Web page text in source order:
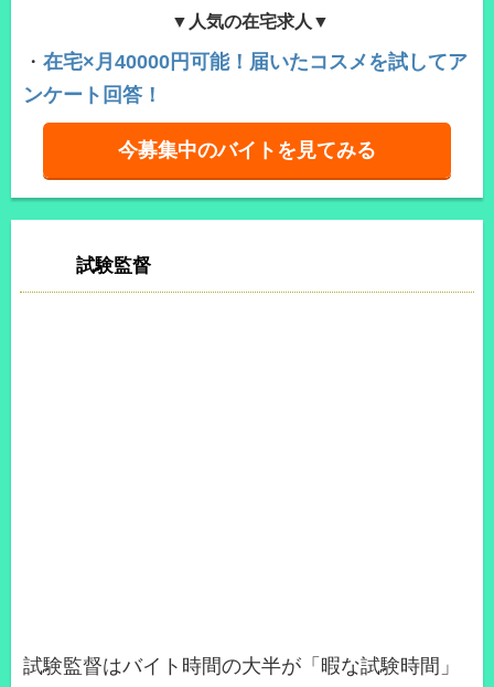
▼人気の在宅求人▼
・ 在宅×月40000円可能！届いたコスメを試してア
ンケート回答！
今募集中のバイトを見てみる
試験監督
試験監督はバイト時間の大半が「暇な試験時間」